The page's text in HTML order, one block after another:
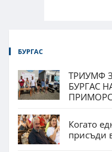
БУРГАС
ТРИУМФ
БУРГАС
Когато
присъди